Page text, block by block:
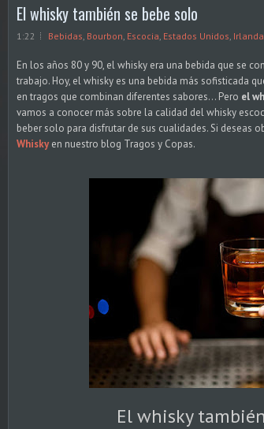
El whisky también se bebe solo
1:22 Bebidas, Bourbon, Escocia, Estados Unidos, Irlanda
En los años 80 y 90, el whisky era una bebida que se
trabajo. Hoy, el whisky es una bebida más sofisticada
en tragos que combinan diferentes sabores... Pero el
vamos a conocer más sobre la calidad del whisky
beber solo para disfrutar de sus cualidades. Si deseas
Whiskyen nuestro blog Tragos y Copas.
El whisky